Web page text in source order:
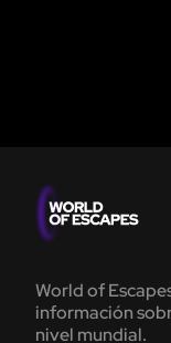
World of
información
nivel mundial.